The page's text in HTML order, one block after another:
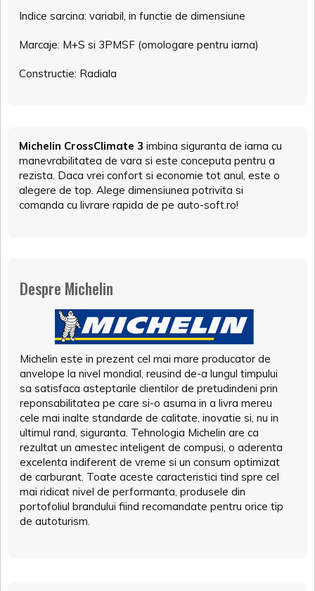
Indice sarcina: variabil, in functie de dimensiune
Marcaje: M+S si 3PMSF (omologare pentru iarna)
Constructie: Radiala
Michelin CrossClimate 3 imbina siguranta de iarna cu
manevrabilitatea de vara si este conceputa pentru a
rezista. Daca vrei confort si economie tot anul, este o
alegere de top. Alege dimensiunea potrivita si
comanda cu livrare rapida de pe auto-soft.ro!
Despre Michelin
Michelin este in prezent cel mai mare producator de
anvelope la nivel mondial, reusind de-a lungul timpului
sa satisfaca asteptarile clientilor de pretudindeni prin
reponsabilitatea pe care si-o asuma in a livra mereu
cele mai inalte standarde de calitate, inovatie si, nu in
ultimul rand, siguranta. Tehnologia Michelin are ca
rezultat un amestec inteligent de compusi, o aderenta
excelenta indiferent de vreme si un consum optimizat
de carburant. Toate aceste caracteristici tind spre cel
mai ridicat nivel de performanta, produsele din
portofoliul brandului fiind recomandate pentru orice tip
de autoturism.